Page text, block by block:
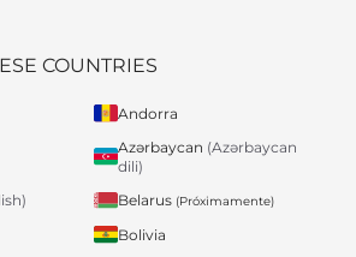
COUNTRIES
Andorra
Azərbaycan (Azərbaycan
dili)
Belarus (Próximamente)
Bolivia